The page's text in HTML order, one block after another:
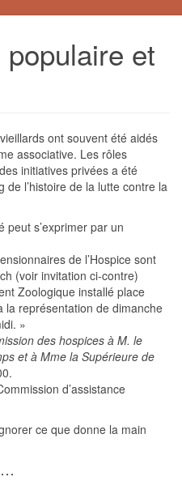
et
ont souvent été aidés
associative. Les rôles
initiatives privées a été
l’histoire de la lutte contre la
peut s’exprimer par un
de l’Hospice sont
(voir invitation ci-contre)
Zoologique installé place
la représentation de dimanche
»
des hospices à M. le
et à Mme la Supérieure de
d’assistance
ce que donne la main